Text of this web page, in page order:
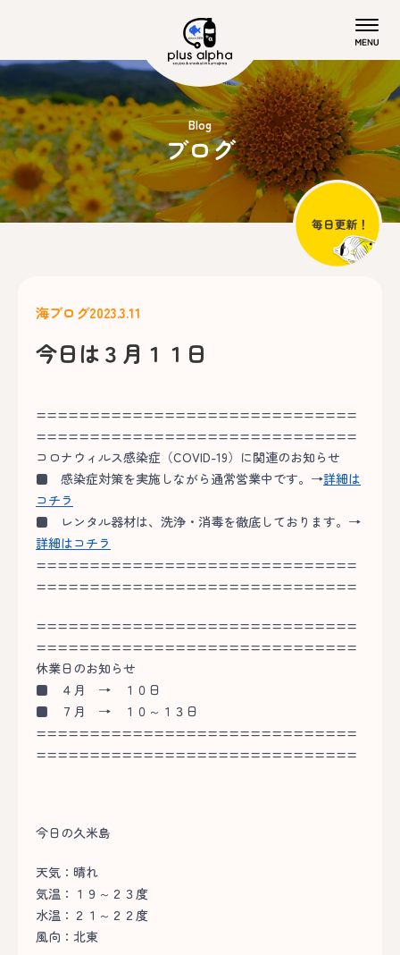
Blog
ブログ
海ブログ2023.3.11
今日は３月１１日
==============================
==============================
コロナウィルス感染症（COVID-19）に関連のお知らせ
■ 感染症対策を実施しながら通常営業中です。→詳細は
コチラ
■ レンタル器材は、洗浄・消毒を徹底しております。→
詳細はコチラ
==============================
==============================
==============================
==============================
休業日のお知らせ
■ ４月 → １０日
■ ７月 → １０～１３日
==============================
==============================
今日の久米島
天気：晴れ
気温：１９～２３度
水温：２１～２２度
風向：北東